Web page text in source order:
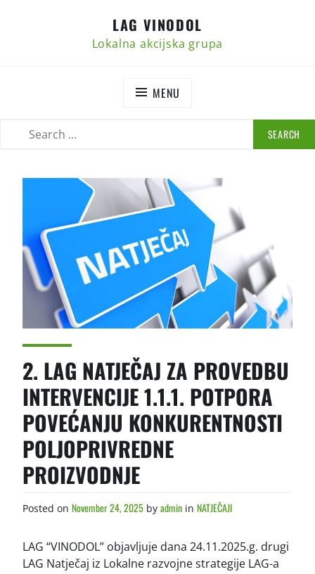
LAG VINODOL
Lokalna akcijska grupa
MENU
2. LAG NATJEČAJ ZA PROVEDBU
INTERVENCIJE 1.1.1. POTPORA
POVEĆANJU KONKURENTNOSTI
POLJOPRIVREDNE
PROIZVODNJE
Posted on November 24, 2025 by admin in NATJEČAJI
LAG “VINODOL” objavljuje dana 24.11.2025.g. drugi
LAG Natječaj iz Lokalne razvojne strategije LAG-a